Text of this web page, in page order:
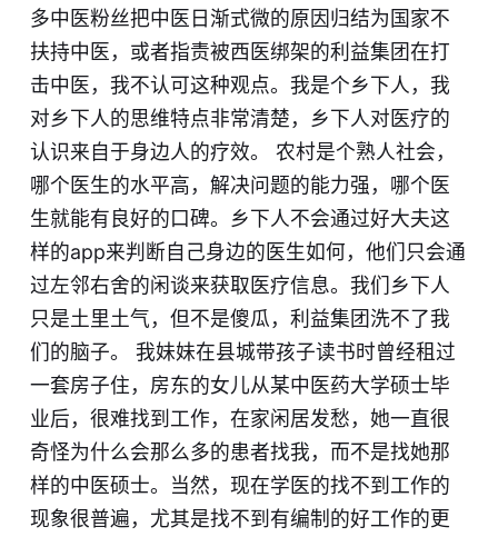
多中医粉丝把中医日渐式微的原因归结为国家不
扶持中医，或者指责被西医绑架的利益集团在打
击中医，我不认可这种观点。我是个乡下人，我
对乡下人的思维特点非常清楚，乡下人对医疗的
认识来自于身边人的疗效。 农村是个熟人社会，
哪个医生的水平高，解决问题的能力强，哪个医
生就能有良好的口碑。乡下人不会通过好大夫这
样的app来判断自己身边的医生如何，他们只会通
过左邻右舍的闲谈来获取医疗信息。我们乡下人
只是土里土气，但不是傻瓜，利益集团洗不了我
们的脑子。 我妹妹在县城带孩子读书时曾经租过
一套房子住，房东的女儿从某中医药大学硕士毕
业后，很难找到工作，在家闲居发愁，她一直很
奇怪为什么会那么多的患者找我，而不是找她那
样的中医硕士。当然，现在学医的找不到工作的
现象很普遍，尤其是找不到有编制的好工作的更